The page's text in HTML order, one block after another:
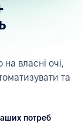
власні очі,
та
потреб